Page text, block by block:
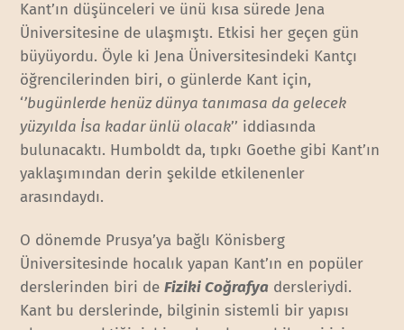
Kant’ın düşünceleri ve ünü kısa sürede Jena
Üniversitesine de ulaşmıştı. Etkisi her geçen gün
büyüyordu. Öyle ki Jena Üniversitesindeki Kantçı
öğrencilerinden biri, o günlerde Kant için,
‘’bugünlerde henüz dünya tanımasa da gelecek
yüzyılda İsa kadar ünlü olacak’’ iddiasında
bulunacaktı. Humboldt da, tıpkı Goethe gibi Kant’ın
yaklaşımından derin şekilde etkilenenler
arasındaydı.
O dönemde Prusya’ya bağlı Könisberg
Üniversitesinde hocalık yapan Kant’ın en popüler
derslerinden biri deFiziki Coğrafya dersleriydi.
Kant bu derslerinde, bilginin sistemli bir yapısı